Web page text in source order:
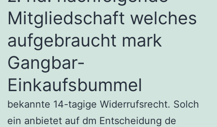
Mitgliedschaft welches
aufgebraucht mark
Gangbar-
Einkaufsbummel
bekannte 14-tagige Widerrufsrecht. Solch
ein anbietet auf dm Entscheidung de